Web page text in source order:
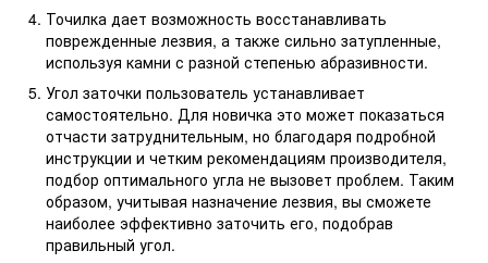
Точилка дает возможность восстанавливать
поврежденные лезвия, а также сильно затупленные,
используя камни с разной степенью абразивности.
Угол заточки пользователь устанавливает
самостоятельно. Для новичка это может показаться
отчасти затруднительным, но благодаря подробной
инструкции и четким рекомендациям производителя,
подбор оптимального угла не вызовет проблем. Таким
образом, учитывая назначение лезвия, вы сможете
наиболее эффективно заточить его, подобрав
правильный угол.